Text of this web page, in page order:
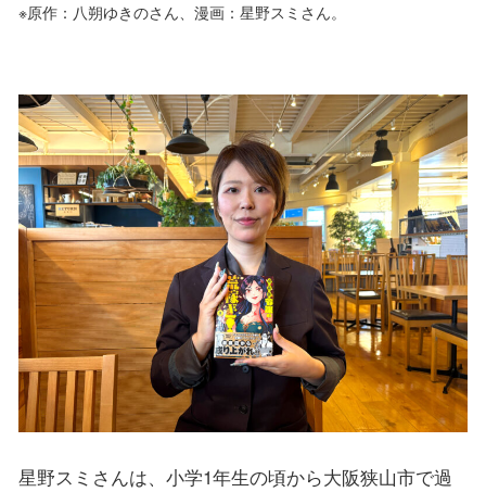
※原作：八朔ゆきのさん、漫画：星野スミさん。
星野スミさんは、小学1年生の頃から大阪狭山市で過